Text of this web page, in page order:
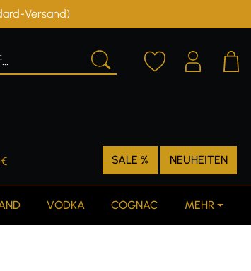
Versand)
SALE % NEUHEITEN
VODKA COGNAC MEHR